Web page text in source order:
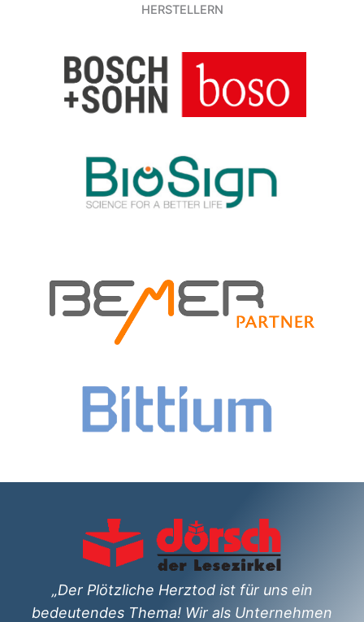
HERSTELLERN
„Der Plötzliche Herztod ist für uns ein
bedeutendes Thema! Wir als Unternehmen